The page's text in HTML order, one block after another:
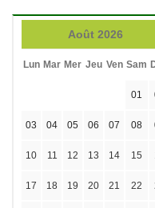
Août 2026
Lun Mar Mer Jeu Ven Sam
01
03 04 05 06 07 08
10 11 12 13 14 15
17 18 19 20 21 22